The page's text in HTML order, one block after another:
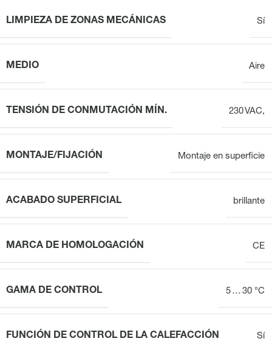
LIMPIEZA DE ZONAS MECÁNICAS Sí
MEDIO Aire
TENSIÓN DE CONMUTACIÓN MÍN. 230 VAC,
MONTAJE/FIJACIÓN Montaje en superficie
ACABADO SUPERFICIAL brillante
MARCA DE HOMOLOGACIÓN CE
GAMA DE CONTROL 5 … 30 °C
FUNCIÓN DE CONTROL DE LA CALEFACCIÓN Sí